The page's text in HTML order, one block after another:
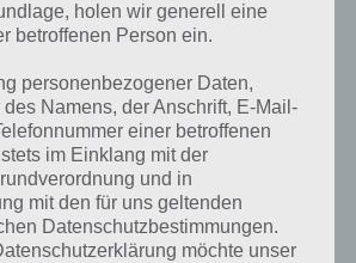
holen wir generell eine
betroffenen Person ein.
personenbezogener Daten,
Namens, der Anschrift, E-Mail-
einer betroffenen
im Einklang mit der
und in
mit den für uns geltenden
Datenschutzbestimmungen.
möchte unser